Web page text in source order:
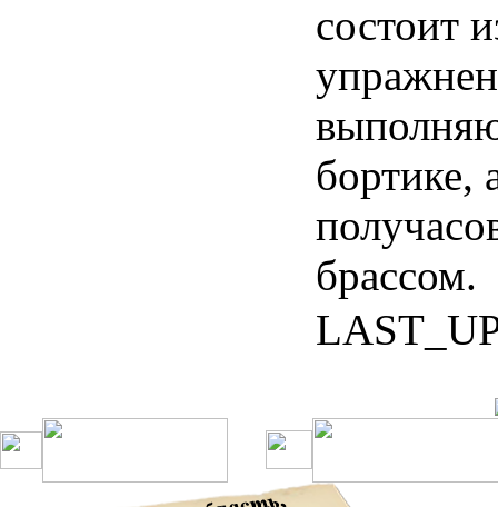
состоит
бортике,
брассом.